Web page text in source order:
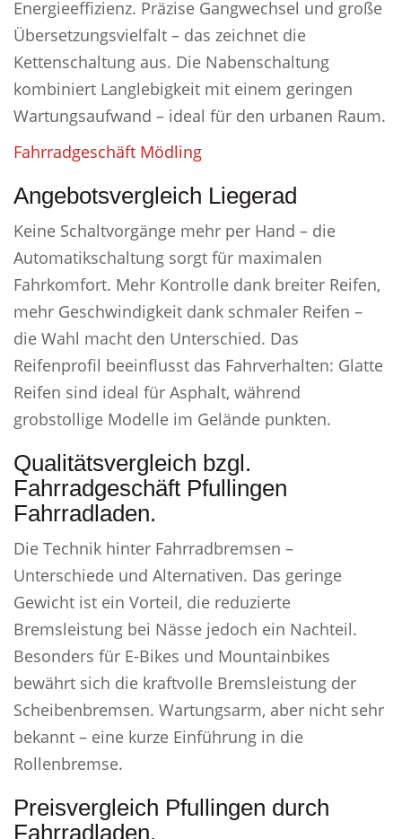
Energieeffizienz. Präzise Gangwechsel und große
Übersetzungsvielfalt – das zeichnet die
Kettenschaltung aus. Die Nabenschaltung
kombiniert Langlebigkeit mit einem geringen
Wartungsaufwand – ideal für den urbanen Raum.
Fahrradgeschäft Mödling
Angebotsvergleich Liegerad
Keine Schaltvorgänge mehr per Hand – die
Automatikschaltung sorgt für maximalen
Fahrkomfort. Mehr Kontrolle dank breiter Reifen,
mehr Geschwindigkeit dank schmaler Reifen –
die Wahl macht den Unterschied. Das
Reifenprofil beeinflusst das Fahrverhalten: Glatte
Reifen sind ideal für Asphalt, während
grobstollige Modelle im Gelände punkten.
Qualitätsvergleich bzgl.
Fahrradgeschäft Pfullingen
Fahrradladen.
Die Technik hinter Fahrradbremsen –
Unterschiede und Alternativen. Das geringe
Gewicht ist ein Vorteil, die reduzierte
Bremsleistung bei Nässe jedoch ein Nachteil.
Besonders für E-Bikes und Mountainbikes
bewährt sich die kraftvolle Bremsleistung der
Scheibenbremsen. Wartungsarm, aber nicht sehr
bekannt – eine kurze Einführung in die
Rollenbremse.
Preisvergleich Pfullingen durch
Fahrradladen.